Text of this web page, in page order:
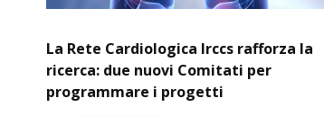
La Rete Cardiologica Irccs rafforza la
ricerca: due nuovi Comitati per
programmare i progetti